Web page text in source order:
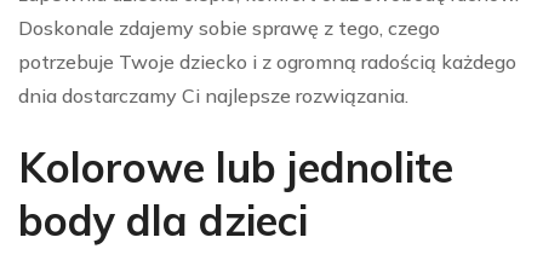
Doskonale zdajemy sobie sprawę z tego, czego
potrzebuje Twoje dziecko i z ogromną radością każdego
dnia dostarczamy Ci najlepsze rozwiązania.
Kolorowe lub jednolite
body dla dzieci